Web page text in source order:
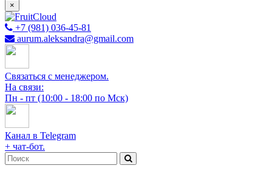
×
+7 (981) 036-45-81
aurum.aleksandra@gmail.com
Связаться с менеджером.
На связи:
Пн - пт (10:00 - 18:00 по Мск)
Канал в Telegram
+ чат-бот.